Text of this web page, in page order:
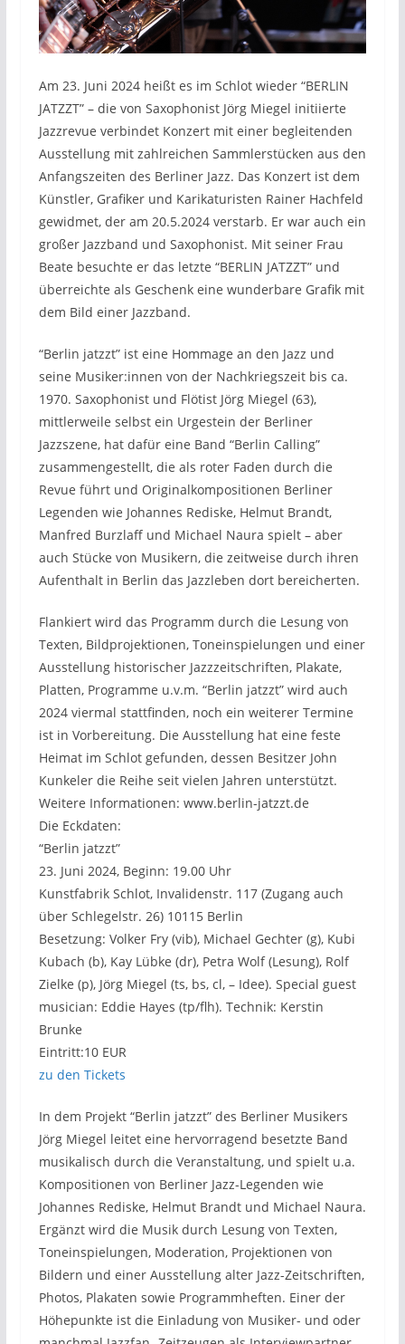
Am 23. Juni 2024 heißt es im Schlot wieder “BERLIN
JATZZT” – die von Saxophonist Jörg Miegel initiierte
Jazzrevue verbindet Konzert mit einer begleitenden
Ausstellung mit zahlreichen Sammlerstücken aus den
Anfangszeiten des Berliner Jazz. Das Konzert ist dem
Künstler, Grafiker und Karikaturisten Rainer Hachfeld
gewidmet, der am 20.5.2024 verstarb. Er war auch ein
großer Jazzband und Saxophonist. Mit seiner Frau
Beate besuchte er das letzte “BERLIN JATZZT” und
überreichte als Geschenk eine wunderbare Grafik mit
dem Bild einer Jazzband.
“Berlin jatzzt” ist eine Hommage an den Jazz und
seine Musiker:innen von der Nachkriegszeit bis ca.
1970. Saxophonist und Flötist Jörg Miegel (63),
mittlerweile selbst ein Urgestein der Berliner
Jazzszene, hat dafür eine Band “Berlin Calling”
zusammengestellt, die als roter Faden durch die
Revue führt und Originalkompositionen Berliner
Legenden wie Johannes Rediske, Helmut Brandt,
Manfred Burzlaff und Michael Naura spielt – aber
auch Stücke von Musikern, die zeitweise durch ihren
Aufenthalt in Berlin das Jazzleben dort bereicherten.
Flankiert wird das Programm durch die Lesung von
Texten, Bildprojektionen, Toneinspielungen und einer
Ausstellung historischer Jazzzeitschriften, Plakate,
Platten, Programme u.v.m. “Berlin jatzzt” wird auch
2024 viermal stattfinden, noch ein weiterer Termine
ist in Vorbereitung. Die Ausstellung hat eine feste
Heimat im Schlot gefunden, dessen Besitzer John
Kunkeler die Reihe seit vielen Jahren unterstützt.
Weitere Informationen: www.berlin-jatzzt.de
Die Eckdaten:
“Berlin jatzzt”
23. Juni 2024, Beginn: 19.00 Uhr
Kunstfabrik Schlot, Invalidenstr. 117 (Zugang auch
über Schlegelstr. 26) 10115 Berlin
Besetzung: Volker Fry (vib), Michael Gechter (g), Kubi
Kubach (b), Kay Lübke (dr), Petra Wolf (Lesung), Rolf
Zielke (p), Jörg Miegel (ts, bs, cl, – Idee). Special guest
musician: Eddie Hayes (tp/flh). Technik: Kerstin
Brunke
Eintritt:10 EUR
zu den Tickets
In dem Projekt “Berlin jatzzt” des Berliner Musikers
Jörg Miegel leitet eine hervorragend besetzte Band
musikalisch durch die Veranstaltung, und spielt u.a.
Kompositionen von Berliner Jazz-Legenden wie
Johannes Rediske, Helmut Brandt und Michael Naura.
Ergänzt wird die Musik durch Lesung von Texten,
Toneinspielungen, Moderation, Projektionen von
Bildern und einer Ausstellung alter Jazz-Zeitschriften,
Photos, Plakaten sowie Programmheften. Einer der
Höhepunkte ist die Einladung von Musiker- und oder